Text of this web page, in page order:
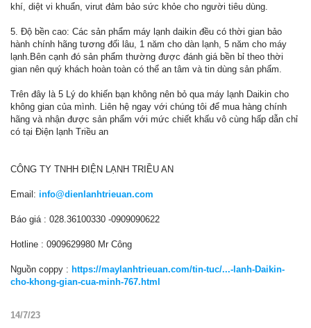
khí, diệt vi khuẩn, virut đảm bảo sức khỏe cho người tiêu dùng.
5. Độ bền cao: Các sản phẩm máy lạnh daikin đều có thời gian bảo
hành chính hãng tương đối lâu, 1 năm cho dàn lạnh, 5 năm cho máy
lạnh.Bên cạnh đó sản phẩm thường được đánh giá bền bỉ theo thời
gian nên quý khách hoàn toàn có thể an tâm và tin dùng sản phẩm.
Trên đây là 5 Lý do khiến bạn không nên bỏ qua máy lạnh Daikin cho
không gian của mình. Liên hệ ngay với chúng tôi để mua hàng chính
hãng và nhận được sản phẩm với mức chiết khấu vô cùng hấp dẫn chỉ
có tại Điện lạnh Triều an
CÔNG TY TNHH ĐIỆN LẠNH TRIỀU AN
Email: info@dienlanhtrieuan.com
Báo giá : 028.36100330 -0909090622
Hotline : 0909629980 Mr Công
Nguồn coppy : https://maylanhtrieuan.com/tin-tuc/...-lanh-Daikin-
cho-khong-gian-cua-minh-767.html
14/7/23